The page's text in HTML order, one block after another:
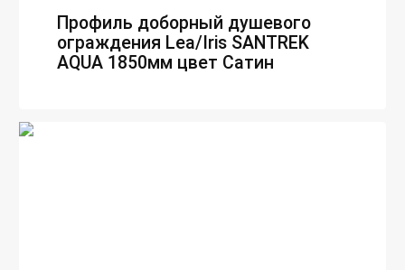
Профиль доборный душевого
ограждения Lea/Iris SANTREK
AQUA 1850мм цвет Сатин